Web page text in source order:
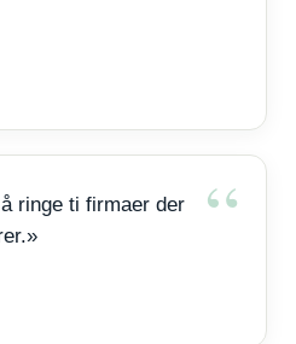
ringe ti firmaer der